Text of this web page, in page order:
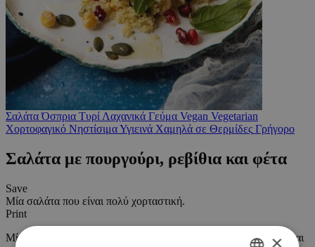
ΣαλάταΌσπρια Τυρί Λαχανικά Γεύμα Vegan Vegetarian
Χορτοφαγικό ΝηστίσιμαΥγιεινά Χαμηλά σε Θερμίδες Γρήγορο
Σαλάτα με πουργούρι, ρεβίθια και φέτα
Save
Μία σαλάτα που είναι πολύ χορταστική.
Print
Μία σαλάτα που είναι πολύ χορταστική και εξαιρετικά νόστιμη και